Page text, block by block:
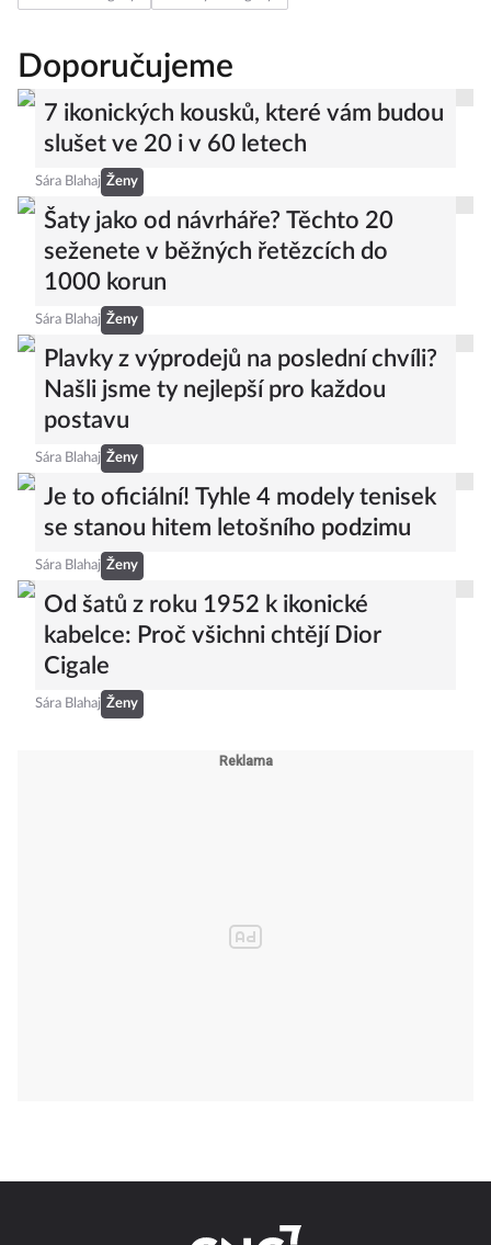
Doporučujeme
7 ikonických kousků, které vám budou
slušet ve 20 i v 60 letech
Sára Blahaj Ženy
Šaty jako od návrháře? Těchto 20
seženete v běžných řetězcích do
1000 korun
Sára Blahaj Ženy
Plavky z výprodejů na poslední chvíli?
Našli jsme ty nejlepší pro každou
postavu
Sára Blahaj Ženy
Je to oficiální! Tyhle 4 modely tenisek
se stanou hitem letošního podzimu
Sára Blahaj Ženy
Od šatů z roku 1952 k ikonické
kabelce: Proč všichni chtějí Dior
Cigale
Sára Blahaj Ženy